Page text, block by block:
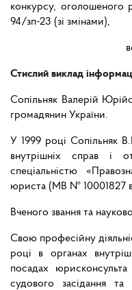
конкурсу, оголошеного
94/зп-23 (зі змінами),
Стислий виклад
Сопільняк Валерій
громадянин України.
У 1999 році Сопільняк
внутрішніх справ і
спеціальністю
юриста (МВ № 10001827
Вченого звання та
Свою професійну
році в органах
посадах
судового засідання та